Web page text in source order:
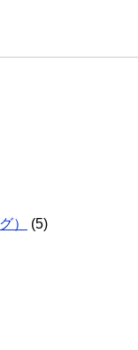
） (5)